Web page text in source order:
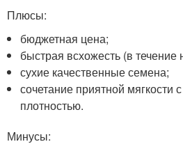
Плюсы:
бюджетная цена;
быстрая всхожесть (в течение
сухие качественные семена;
сочетание приятной мягкости
плотностью.
Минусы: